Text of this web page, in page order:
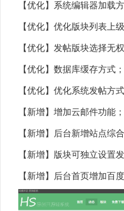
【优化】系统编辑器加载
【优化】优化版块列表上
【优化】发帖版块选择无
【优化】数据库缓存方式；
【优化】优化系统发帖方
【新增】增加云邮件功能；
【新增】后台新增站点综
【新增】版块可独立设置
【新增】后台首页增加百